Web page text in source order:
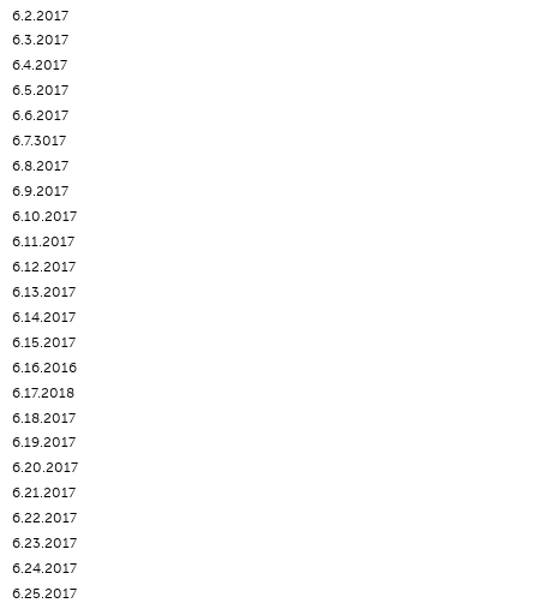
6.2.2017
6.3.2017
6.4.2017
6.5.2017
6.6.2017
6.7.3017
6.8.2017
6.9.2017
6.10.2017
6.11.2017
6.12.2017
6.13.2017
6.14.2017
6.15.2017
6.16.2016
6.17.2018
6.18.2017
6.19.2017
6.20.2017
6.21.2017
6.22.2017
6.23.2017
6.24.2017
6.25.2017